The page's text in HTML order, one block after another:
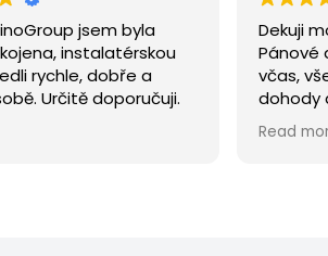
moc za skvělou práci.
dorazili na místo práce
vše udělali perfektně dle
a za výbornou cenu.
opakovaně. Mohu všem doporučit